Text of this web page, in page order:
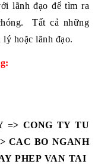
lãnh đạo để tìm ra
Tất cả những
hoặc lãnh đạo.
=> CONG TY TU
CAC BO NGANH
PHEP VAN TAI